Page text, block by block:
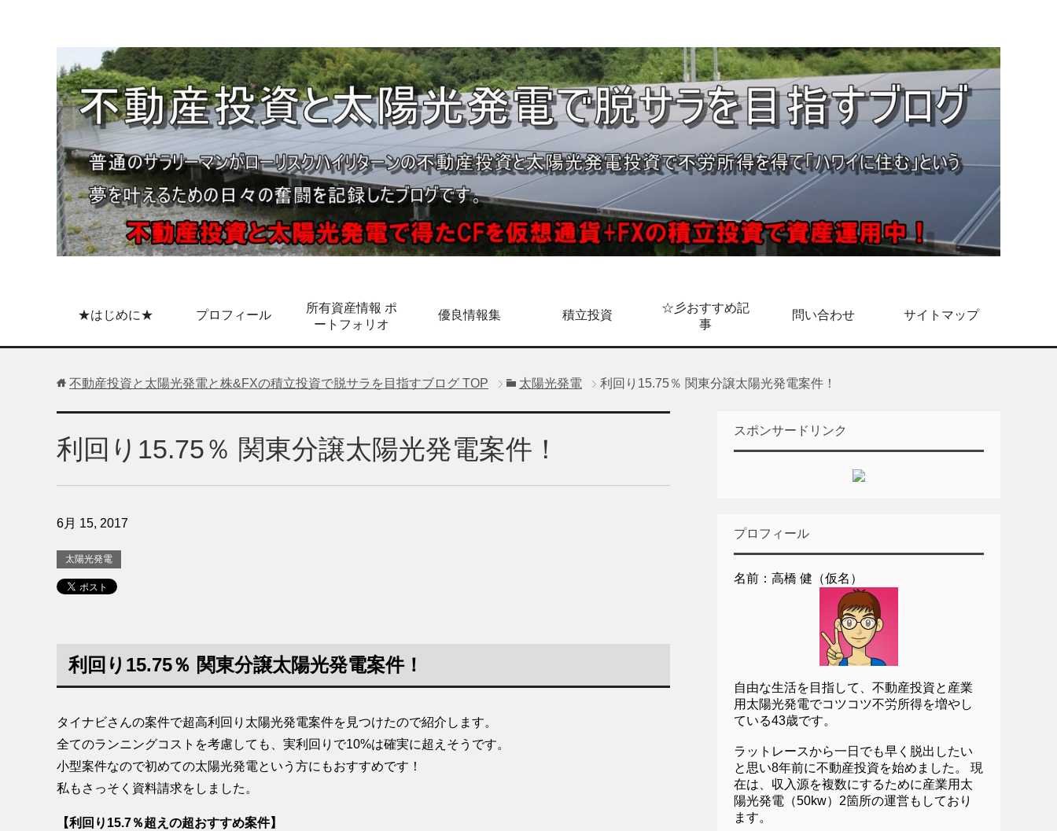
★はじめに★ プロフィール
所有資産情報 ポ
ートフォリオ
優良情報集 積立投資
☆彡おすすめ記
事
問い合わせ サイトマップ
不動産投資と太陽光発電と株&FXの積立投資で脱サラを目指すブログ TOP 太陽光発電 利回り15.75％ 関東分譲太陽光発電案件！
利回り15.75％ 関東分譲太陽光発電案件！
6月 15, 2017
太陽光発電
利回り15.75％ 関東分譲太陽光発電案件！
タイナビさんの案件で超高利回り太陽光発電案件を見つけたので紹介します。
全てのランニングコストを考慮しても、実利回りで10%は確実に超えそうです。
小型案件なので初めての太陽光発電という方にもおすすめです！
私もさっそく資料請求をしました。
【利回り15.7％超えの超おすすめ案件】
スポンサードリンク
プロフィール
名前：高橋 健（仮名）
自由な生活を目指して、不動産投資と産業
用太陽光発電でコツコツ不労所得を増やし
ている43歳です。
ラットレースから一日でも早く脱出したい
と思い8年前に不動産投資を始めました。 現
在は、収入源を複数にするために産業用太
陽光発電（50kw）2箇所の運営もしており
ます。